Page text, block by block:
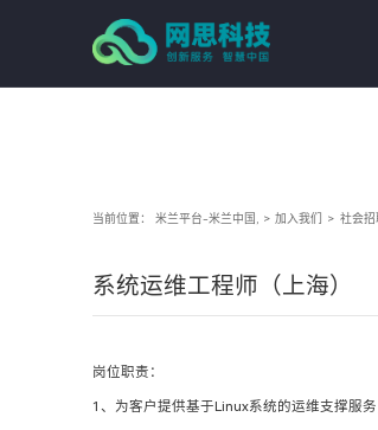
当前位置： 米兰平台-米兰中国, > 加入我们 > 社会招
系统运维工程师（上海）
岗位职责：
1、为客户提供基于Linux系统的运维支撑服务